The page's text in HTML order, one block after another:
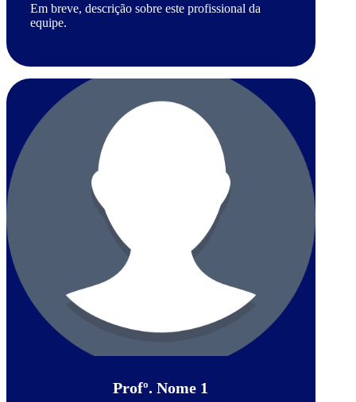
Em breve, descrição sobre este profissional da
equipe.
Profº. Nome 1